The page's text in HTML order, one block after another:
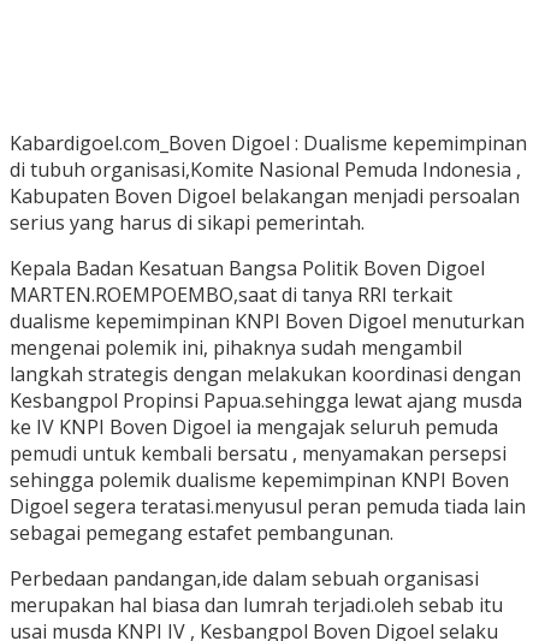
Kabardigoel.com_Boven Digoel : Dualisme kepemimpinan
di tubuh organisasi,Komite Nasional Pemuda Indonesia ,
Kabupaten Boven Digoel belakangan menjadi persoalan
serius yang harus di sikapi pemerintah.
Kepala Badan Kesatuan Bangsa Politik Boven Digoel
MARTEN.ROEMPOEMBO,saat di tanya RRI terkait
dualisme kepemimpinan KNPI Boven Digoel menuturkan
mengenai polemik ini, pihaknya sudah mengambil
langkah strategis dengan melakukan koordinasi dengan
Kesbangpol Propinsi Papua.sehingga lewat ajang musda
ke IV KNPI Boven Digoel ia mengajak seluruh pemuda
pemudi untuk kembali bersatu , menyamakan persepsi
sehingga polemik dualisme kepemimpinan KNPI Boven
Digoel segera teratasi.menyusul peran pemuda tiada lain
sebagai pemegang estafet pembangunan.
Perbedaan pandangan,ide dalam sebuah organisasi
merupakan hal biasa dan lumrah terjadi.oleh sebab itu
usai musda KNPI IV , Kesbangpol Boven Digoel selaku